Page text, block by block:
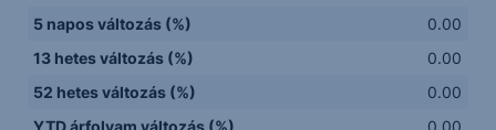
5 napos változás (%)
0.00
13 hetes változás (%)
0.00
52 hetes változás (%)
0.00
YTD árfolyam változás (%)
0.00